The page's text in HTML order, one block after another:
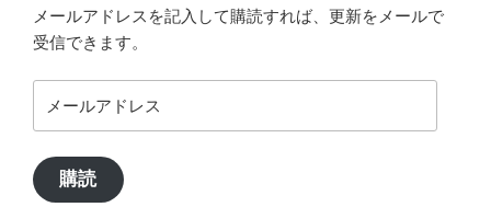
メールアドレスを記入して購読すれば、更新をメールで
受信できます。
ー
ア
ド
購読